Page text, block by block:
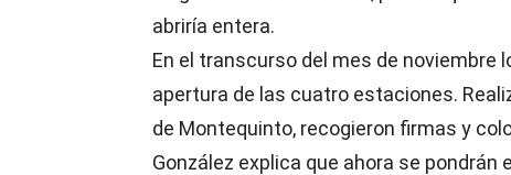
abriría entera.
En el transcurso del mes de noviembre
apertura de las cuatro estaciones.
de Montequinto, recogieron firmas y
González explica que ahora se